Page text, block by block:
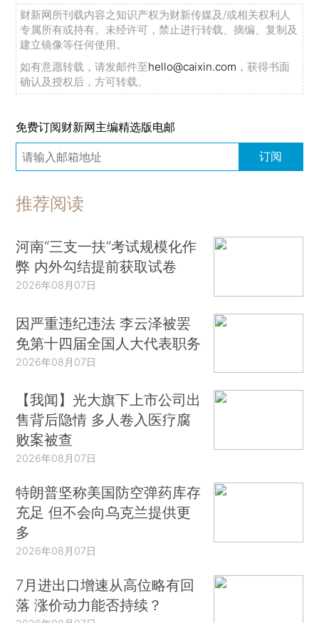
财新网所刊载内容之知识产权为财新传媒及/或相关权利人
专属所有或持有。未经许可，禁止进行转载、摘编、复制及
建立镜像等任何使用。
如有意愿转载，请发邮件至hello@caixin.com ，获得书面
确认及授权后，方可转载。
免费订阅财新网主编精选版电邮
订阅
推荐阅读
河南“三支一扶”考试规模化作
弊 内外勾结提前获取试卷
2026年08月07日
因严重违纪违法 李云泽被罢
免第十四届全国人大代表职务
2026年08月07日
【我闻】光大旗下上市公司出
售背后隐情 多人卷入医疗腐
败案被查
2026年08月07日
特朗普坚称美国防空弹药库存
充足 但不会向乌克兰提供更
多
2026年08月07日
7月进出口增速从高位略有回
落 涨价动力能否持续？